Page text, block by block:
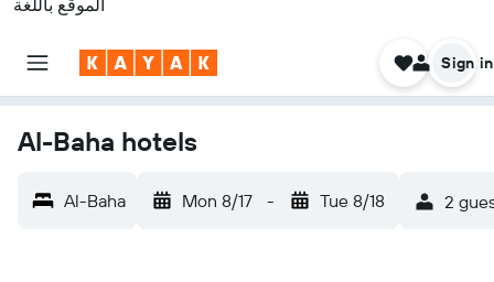
الموقع باللغة
Sign in
Al-Baha hotels
Al-Baha Mon 8/17 - Tue 8/18 2